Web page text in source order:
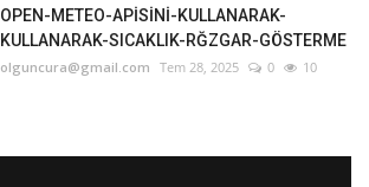
OPEN-METEO-APİSİNİ-KULLANARAK-
KULLANARAK-SICAKLIK-RĞZGAR-GÖSTERME
olguncura@gmail.com Tem 28, 2025 0 10